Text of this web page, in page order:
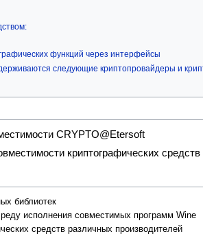
функций через интерфейсы
следующие криптопровайдеры и
CRYPTO@Etersoft
криптографических
библиотек
исполнения совместимых программ Wine
средств различных производителей